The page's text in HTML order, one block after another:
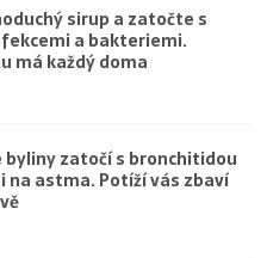
sirup a zatočte s
a bakteriemi.
má každý doma
zatočí s bronchitidou
na astma. Potíží vás zbaví